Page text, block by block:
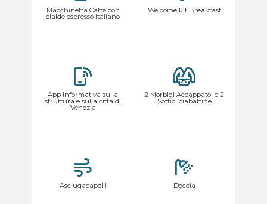
Macchinetta Caffè con
cialde espresso italiano
Welcome kit Breakfast
App informativa sulla
struttura e sulla città di
Venezia
2 Morbidi Accappatoi e 2
Soffici ciabattine
Asciugacapelli Doccia